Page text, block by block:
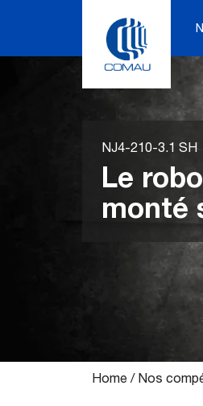
NJ4-210-3.1 SH
Le
monté
Home / Nos